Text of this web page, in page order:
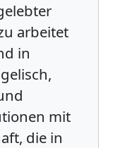
arbeitet
in
mit
die in